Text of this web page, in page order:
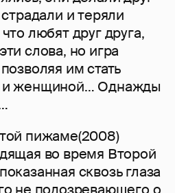
и теряли
любят друг друга,
слова, но игра
им стать
и женщиной… Однажды
пижаме(2008)
во время Второй
сквозь глаза